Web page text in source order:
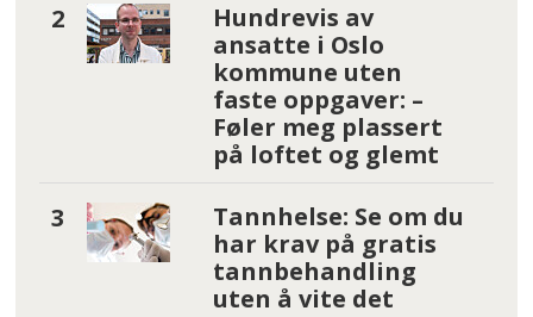
Hundrevis av
ansatte i Oslo
kommune uten
faste oppgaver: –
Føler meg plassert
på loftet og glemt
Tannhelse: Se om du
har krav på gratis
tannbehandling
uten å vite det